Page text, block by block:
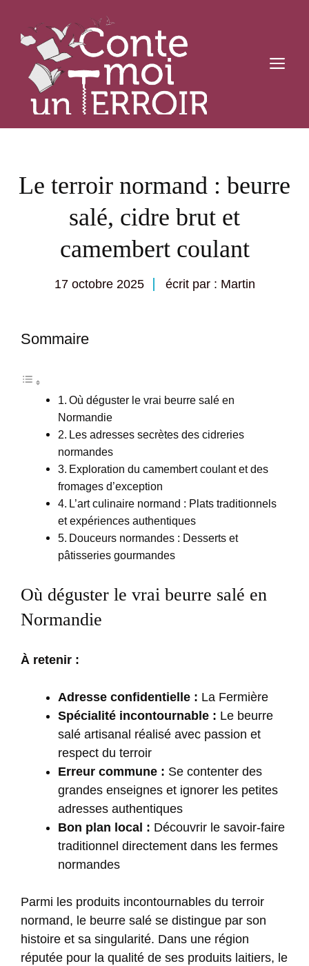
contenu
Le terroir normand : beurre
salé, cidre brut et
camembert coulant
17 octobre 2025 écrit par : Martin
Sommaire
Où déguster le vrai beurre salé en
Normandie
Les adresses secrètes des cidreries
normandes
Exploration du camembert coulant et des
fromages d’exception
L’art culinaire normand : Plats traditionnels
et expériences authentiques
Douceurs normandes : Desserts et
pâtisseries gourmandes
Où déguster le vrai beurre salé en
Normandie
À retenir :
Adresse confidentielle : La Fermière
Spécialité incontournable : Le beurre
salé artisanal réalisé avec passion et
respect du terroir
Erreur commune : Se contenter des
grandes enseignes et ignorer les petites
adresses authentiques
Bon plan local : Découvrir le savoir-faire
traditionnel directement dans les fermes
normandes
Parmi les produits incontournables du terroir
normand, le beurre salé se distingue par son
histoire et sa singularité. Dans une région
réputée pour la qualité de ses produits laitiers, le